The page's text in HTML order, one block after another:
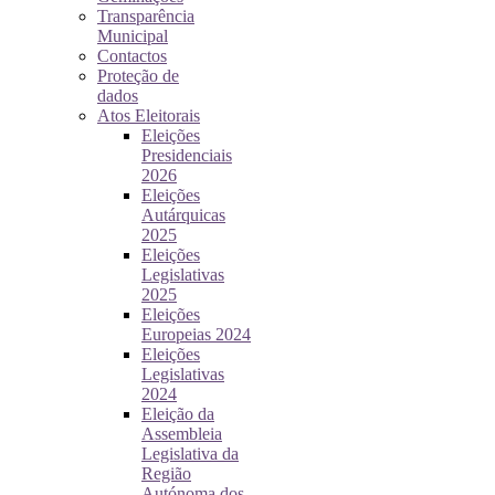
Transparência
Municipal
Contactos
Proteção de
dados
Atos Eleitorais
Eleições
Presidenciais
2026
Eleições
Autárquicas
2025
Eleições
Legislativas
2025
Eleições
Europeias 2024
Eleições
Legislativas
2024
Eleição da
Assembleia
Legislativa da
Região